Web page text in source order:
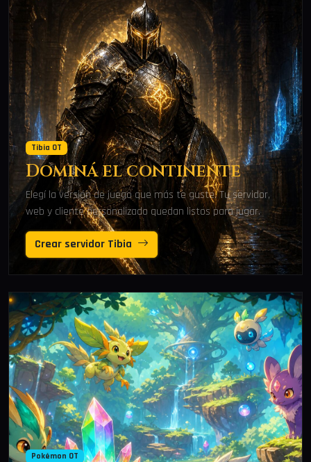
Tibia OT
Dominá el continente
Elegí la versión de juego que más te guste. Tu servidor,
web y cliente personalizado quedan listos para jugar.
Crear servidor Tibia
Pokémon OT